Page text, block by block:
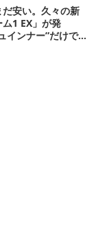
安い。久々の新
1 EX」が発
インナー”だけで